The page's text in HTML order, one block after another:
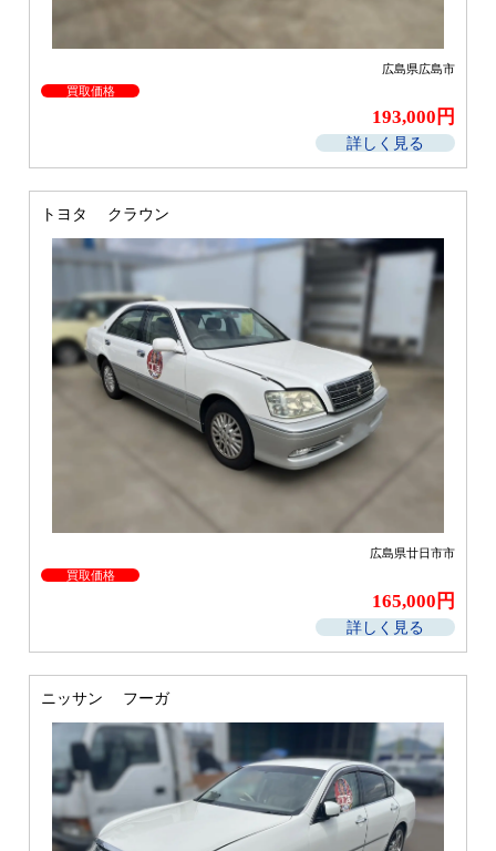
広島県広島市
買取価格
193,000円
詳しく見る
トヨタ クラウン
広島県廿日市市
買取価格
165,000円
詳しく見る
ニッサン フーガ